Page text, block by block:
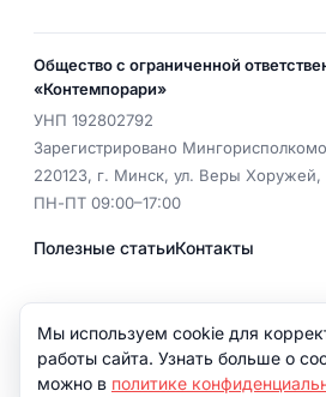
Общество с ограниченной
«Контемпорари»
УНП 192802792
Зарегистрировано
220123, г. Минск, ул. Веры Хоружей,
ПН-ПТ 09:00–17:00
Полезные статьиКонтакты
EMAIL
office@dix.by
Политика конфиденциальности
Мы используем cookie для
работы сайта. Узнать больше о
можно в политике